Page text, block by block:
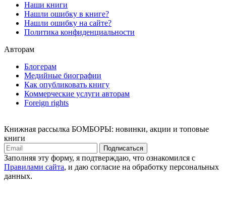
Наши книги
Нашли ошибку в книге?
Нашли ошибку на сайте?
Политика конфиденциальности
Авторам
Блогерам
Медийные биографии
Как опубликовать книгу
Коммерческие услуги авторам
Foreign rights
Книжная рассылка БОМБОРЫ: новинки, акции и топовые
книги
Подписаться
Заполняя эту форму, я подтверждаю, что ознакомился с
Правилами сайта, и даю согласие на обработку персональных
данных.